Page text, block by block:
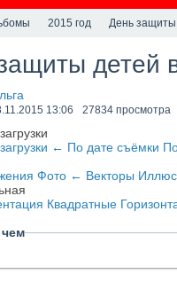
2015 год День защиты
детей
13:06 27834 просмотра
← По дате съёмки
Фото ← Векторы
Квадратные